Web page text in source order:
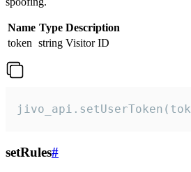
Name Type Description
token string Visitor ID
setRules#